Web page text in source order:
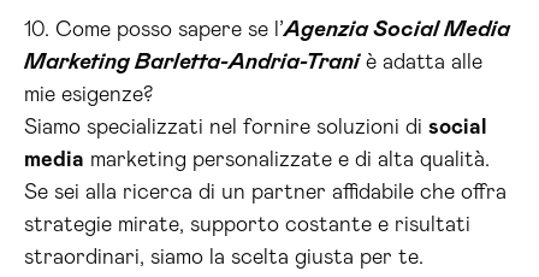
10. Come posso sapere se l’Agenzia Social Media
Marketing Barletta-Andria-Traniè adatta alle
mie esigenze?
Siamo specializzati nel fornire soluzioni di social
media marketing personalizzate e di alta qualità.
Se sei alla ricerca di un partner affidabile che offra
strategie mirate, supporto costante e risultati
straordinari, siamo la scelta giusta per te.